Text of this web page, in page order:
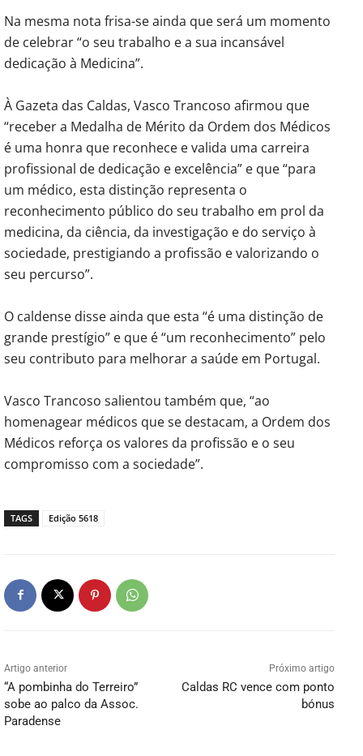
Na mesma nota frisa-se ainda que será um momento
de celebrar “o seu trabalho e a sua incansável
dedicação à Medicina”.
À Gazeta das Caldas, Vasco Trancoso afirmou que
“receber a Medalha de Mérito da Ordem dos Médicos
é uma honra que reconhece e valida uma carreira
profissional de dedicação e excelência” e que “para
um médico, esta distinção representa o
reconhecimento público do seu trabalho em prol da
medicina, da ciência, da investigação e do serviço à
sociedade, prestigiando a profissão e valorizando o
seu percurso”.
O caldense disse ainda que esta “é uma distinção de
grande prestígio” e que é “um reconhecimento” pelo
seu contributo para melhorar a saúde em Portugal.
Vasco Trancoso salientou também que, “ao
homenagear médicos que se destacam, a Ordem dos
Médicos reforça os valores da profissão e o seu
compromisso com a sociedade”.
TAGS Edição 5618
Artigo anterior
“A pombinha do Terreiro”
sobe ao palco da Assoc.
Paradense
Próximo artigo
Caldas RC vence com ponto
bónus